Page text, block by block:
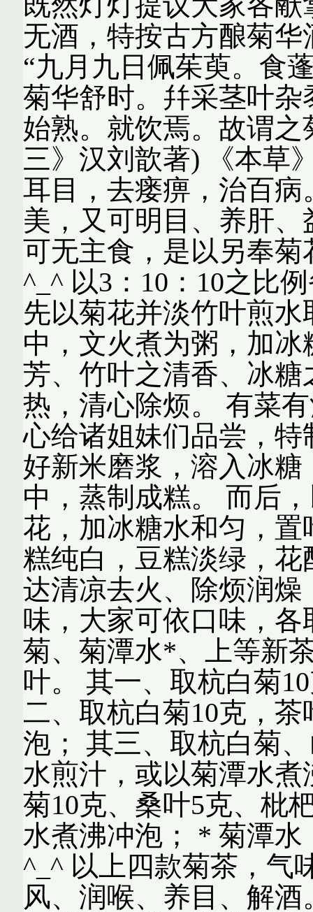
无酒，特按古方酿菊
“九月九日佩茱萸。食
菊华舒时。幷采茎叶
始熟。就饮焉。故谓
三》汉刘歆著) 《本草
耳目，去瘘痹，治百
美，又可明目、养肝
可无主食，是以另奉
^_^ 以3：10：10之比
先以菊花并淡竹叶煎
中，文火煮为粥，加
芳、竹叶之清香、冰
热，清心除烦。 有菜
心给诸姐妹们品尝，
好新米磨浆，溶入冰
中，蒸制成糕。 而后
花，加冰糖水和匀，
糕纯白，豆糕淡绿，
达清凉去火、除烦润
味，大家可依口味，
菊、菊潭水*、上等新
叶。 其一、取杭白菊
二、取杭白菊10克，
泡； 其三、取杭白菊
水煎汁，或以菊潭水
菊10克、桑叶5克、枇
水煮沸冲泡； * 菊潭
^_^ 以上四款菊茶，气
风、润喉、养目、解